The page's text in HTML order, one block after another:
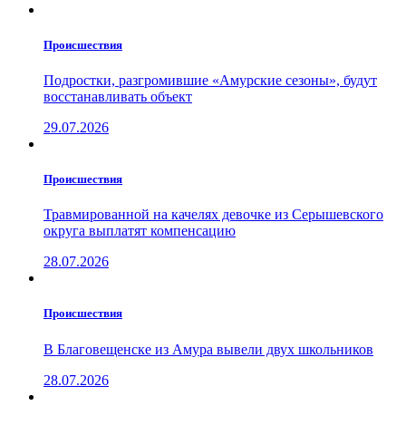
Проиcшествия
Подростки, разгромившие «Амурские сезоны», будут
восстанавливать объект
29.07.2026
Проиcшествия
Травмированной на качелях девочке из Серышевского
округа выплатят компенсацию
28.07.2026
Проиcшествия
В Благовещенске из Амура вывели двух школьников
28.07.2026